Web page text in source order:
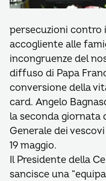
persecuzioni contro
accogliente alle
incongruenze del
diffuso di Papa
conversione della
card. Angelo
la seconda giornata
Generale dei
19 maggio.
Il Presidente della
sancisce una